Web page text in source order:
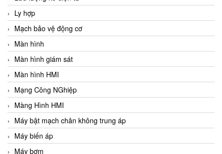
Ly hợp
Mạch bảo vệ động cơ
Màn hình
Màn hình giám sát
Màn hình HMI
Mạng Công NGhiệp
Màng Hình HMI
Máy bật mạch chân không trung áp
Máy biến áp
Máy bơm